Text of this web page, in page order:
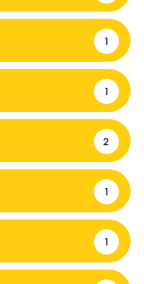
1
1
2
1
1